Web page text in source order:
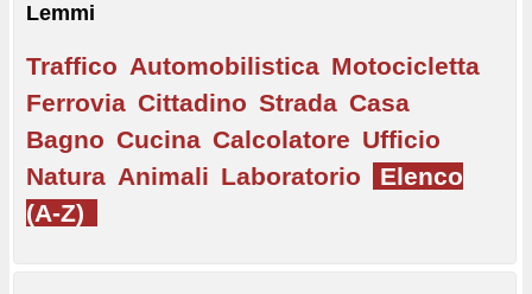
Lemmi
Traffico Automobilistica Motocicletta
Ferrovia Cittadino Strada Casa
Bagno Cucina Calcolatore Ufficio
Natura Animali Laboratorio
Elenco
(A-Z)